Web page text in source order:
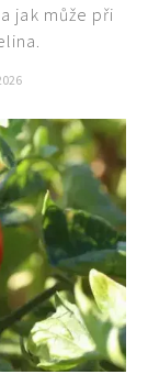
jak může při